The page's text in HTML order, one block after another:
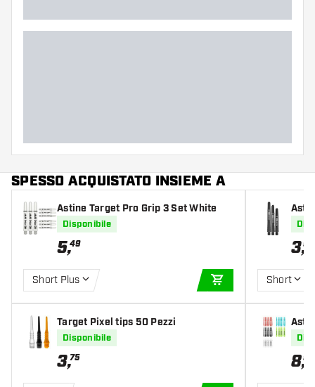
SPESSO ACQUISTATO INSIEME A
Astine Target Pro Grip 3 Set White
Disponibile
5,49
Short Plus
AGGIUNGI AL
Target Pixel tips 50 Pezzi
Disponibile
3,75
3,95
Short
ets
8,95